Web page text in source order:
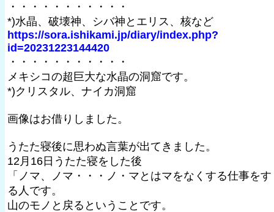
・・・・・・・・・・・
*)水晶、破壊神、シバ神とエリス、核など
https://sora.ishikami.jp/diary/index.php?
id=20231223144420
・・・・・・・・・・・
メキシコの超巨大な水晶の洞窟です。
*)クリスタル、ナイカ洞窟
画像はお借りしました。
うたた寝後に思わぬ言葉が出てきました。
12月16日うたた寝をした後
「ノマ、ノマ・・・ノ・マとはマをなくする仕事をす
る人です。
山のモノと戻るということです。